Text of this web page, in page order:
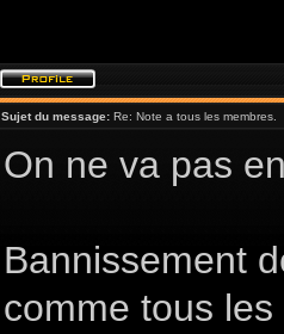
Sujet du message: Re: Note a tous les membres.
On ne va pas
Bannissement
comme tous